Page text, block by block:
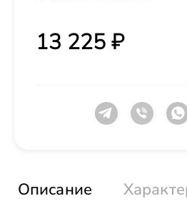
13 225 ₽
Описание